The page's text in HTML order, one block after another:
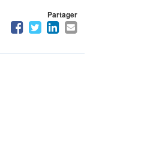
Partager